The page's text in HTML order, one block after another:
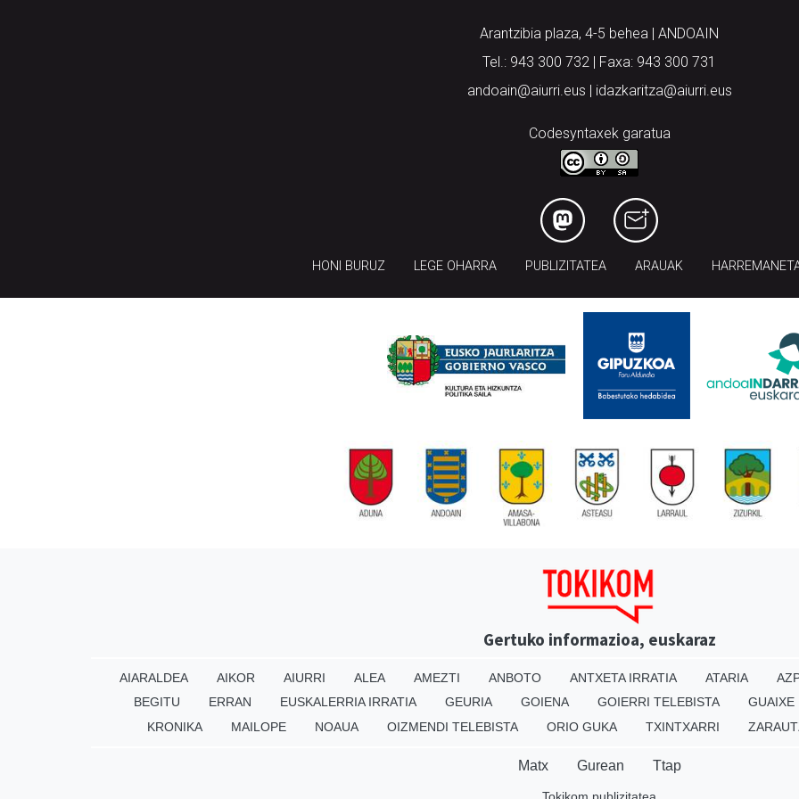
Arantzibia plaza, 4-5 behea | ANDOAIN
Tel.: 943 300 732 | Faxa: 943 300 731
andoain@aiurri.eus | idazkaritza@aiurri.eus
Codesyntaxek garatua
HONI BURUZ LEGE OHARRA PUBLIZITATEA ARAUAK
Gertuko informazioa, euskaraz
AIARALDEA AIKOR AIURRI ALEA AMEZTI ANBOTO ANTXETA IRRATIA ATARIA
BEGITU
ERRAN EUSKALERRIA IRRATIA GEURIA GOIENA GOIERRI TELEBISTA GUAIXE
KRONIKA
MAILOPE NOAUA OIZMENDI TELEBISTA ORIO GUKA TXINTXARRI
Matx Gurean Ttap